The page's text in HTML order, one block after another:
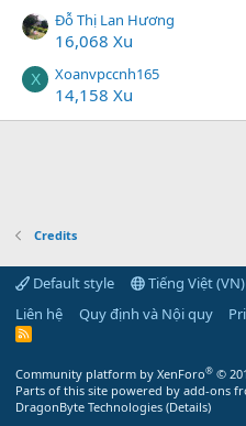
Đỗ Thị Lan Hương
16,068 Xu
X Xoanvpccnh165
14,158 Xu
Credits
Default style
Tiếng Việt (VN)
Liên hệ
Quy định và Nội quy
R
Community platform by XenForo® ©
Parts of this site powered by add-ons
DragonByte Technologies (Details)